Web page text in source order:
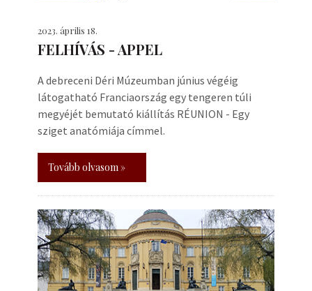
2023. április 18.
FELHÍVÁS - APPEL
A debreceni Déri Múzeumban június végéig
látogatható Franciaország egy tengeren túli
megyéjét bemutató kiállítás RÉUNION - Egy
sziget anatómiája címmel.
Tovább olvasom »